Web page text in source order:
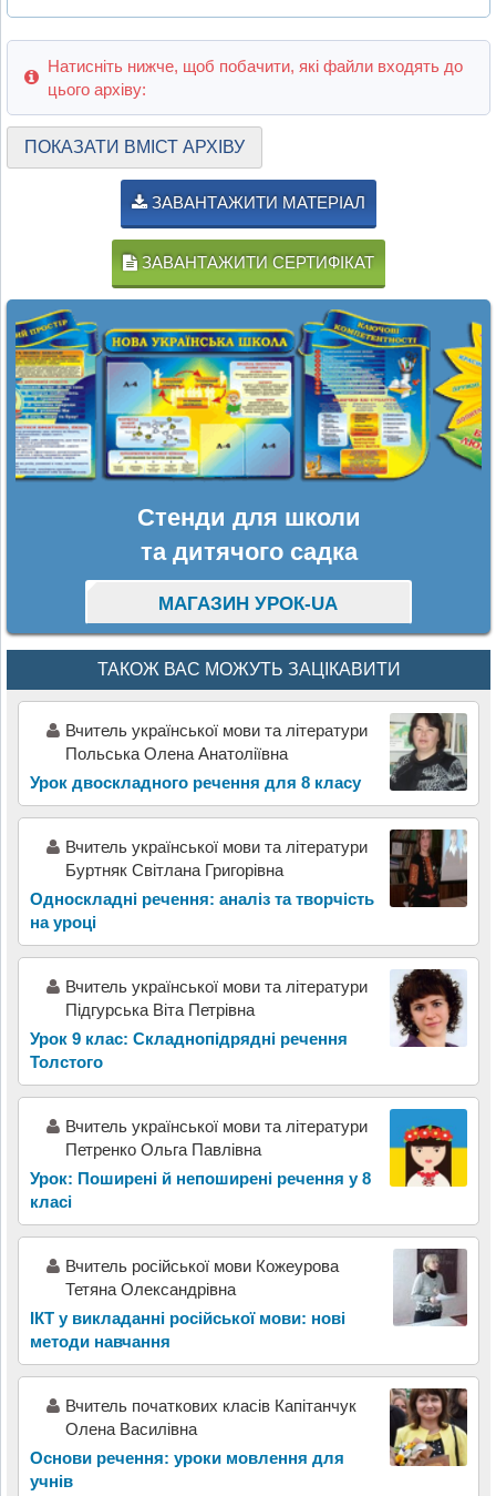
Натисніть нижче, щоб побачити, які файли входять до
цього архіву:
ПОКАЗАТИ ВМІСТ АРХІВУ
ЗАВАНТАЖИТИ МАТЕРІАЛ
ЗАВАНТАЖИТИ СЕРТИФІКАТ
Стенди для школи
та дитячого садка
МАГАЗИН УРОК-UA
ТАКОЖ ВАС МОЖУТЬ ЗАЦІКАВИТИ
Вчитель української мови та літератури
Польська Олена Анатоліївна
Урок двоскладного речення для 8 класу
Вчитель української мови та літератури
Буртняк Світлана Григорівна
Односкладні речення: аналіз та творчість
на уроці
Вчитель української мови та літератури
Підгурська Віта Петрівна
Урок 9 клас: Складнопідрядні речення
Толстого
Вчитель української мови та літератури
Петренко Ольга Павлівна
Урок: Поширені й непоширені речення у 8
класі
Вчитель російської мови Кожеурова
Тетяна Олександрівна
ІКТ у викладанні російської мови: нові
методи навчання
Вчитель початкових класів Капітанчук
Олена Василівна
Основи речення: уроки мовлення для
учнів